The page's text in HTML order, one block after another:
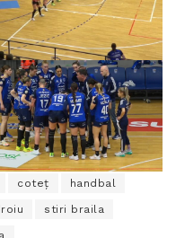
coteț handbal
stiri braila